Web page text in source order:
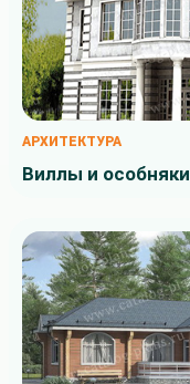
АРХИТЕКТУРА
Виллы и особняки